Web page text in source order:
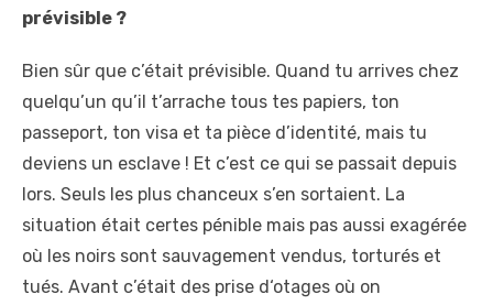
prévisible ?
Bien sûr que c’était prévisible. Quand tu arrives chez
quelqu’un qu’il t’arrache tous tes papiers, ton
passeport, ton visa et ta pièce d’identité, mais tu
deviens un esclave ! Et c’est ce qui se passait depuis
lors. Seuls les plus chanceux s’en sortaient. La
situation était certes pénible mais pas aussi exagérée
où les noirs sont sauvagement vendus, torturés et
tués. Avant c’était des prise d‘otages où on